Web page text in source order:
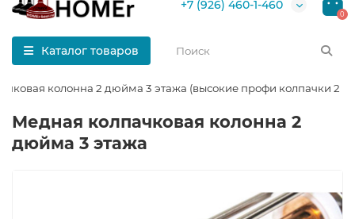
+7 (926) 460-1-460
0
Каталог товаров
колонна 2 дюйма 3 этажа (высокие профи колпачки 2 в
Медная колпачковая колонна 2
дюйма 3 этажа